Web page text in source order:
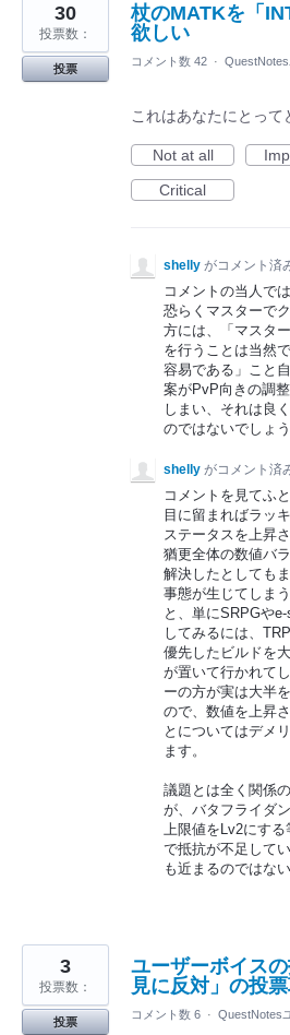
杖のMATKを「
欲しい
30
投票数：
投票
コメント数 42 ·
これはあなたにとっ
Not at all
Critical
shelly がコメント済
コメントの当人で
恐らくマスターで
方には、「マスタ
を行うことは当然
容易である」こと
案がPvP向きの調
しまい、それは良
のではないでしょう
shelly がコメント済
コメントを見てふ
目に留まればラッ
ステータスを上昇
猶更全体の数値バ
解決したとしても
事態が生じてしま
と、単にSRPGや
してみるには、
優先したビルドを
が置いて行かれて
ーの方が実は大半
ので、数値を上昇
とについてはデメ
ます。
議題とは全く関係
が、バタフライダ
上限値をLv2にする
で抵抗が不足して
も近まるのではな
ユーザーボイス
見に反対」の投
3
投票数：
投票
コメント数 6 · QuestNotes